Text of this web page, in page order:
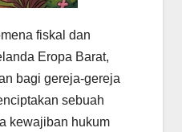
fiskal dan
Eropa Barat,
bagi gereja-gereja
sebuah
kewajiban hukum